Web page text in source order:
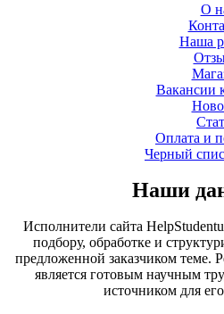
О
Наша
Вакансии
Оплата и
Черный
Наши
Исполнители сайта
подбору, обработке и
предложенной заказчиком теме.
является готовым научным
источником для